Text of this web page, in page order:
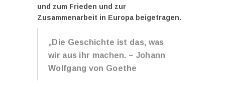
und zum Frieden und zur
Zusammenarbeit in Europa beigetragen.
„Die Geschichte ist das, was
wir aus ihr machen. – Johann
Wolfgang von Goethe